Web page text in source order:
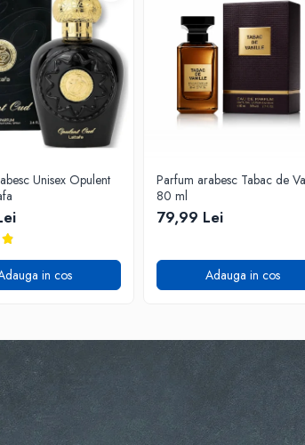
Unisex Opulent
in cos
Parfum arabesc Tabac de
80 ml
79,99 Lei
Adauga in cos